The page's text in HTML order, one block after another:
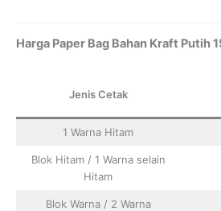
Harga Paper Bag Bahan Kraft Putih
Jenis Cetak
1 Warna Hitam
Blok Hitam / 1 Warna selain
Hitam
Blok Warna / 2 Warna